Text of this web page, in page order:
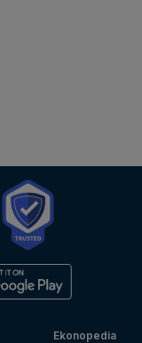
Ekonopedia